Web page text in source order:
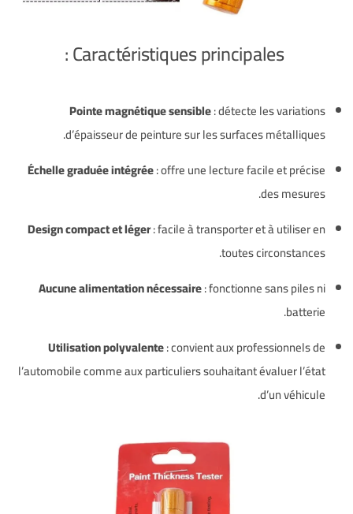
Pointe magnétique sensible: détecte les variations
d’épaisseur de peinture sur les surfaces métalliques.
Échelle graduée intégrée: offre une lecture facile et précise
des mesures.
Design compact et léger: facile à transporter et à utiliser en
toutes circonstances.
Aucune alimentation nécessaire: fonctionne sans piles ni
batterie.
Utilisation polyvalente: convient aux professionnels de
l’automobile comme aux particuliers souhaitant évaluer l’état
d’un véhicule.